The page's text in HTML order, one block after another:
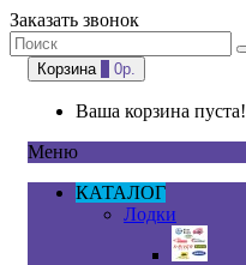
Заказать звонок
Корзина 0р.
Ваша корзина пуста!
Меню
КАТАЛОГ
Лодки